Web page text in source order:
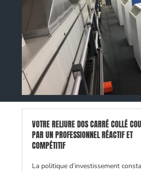
VOTRE RELIURE DOS CARRÉ COLLÉ
PAR UN PROFESSIONNEL RÉACTIF ET
COMPÉTITIF
La politique d’investissement